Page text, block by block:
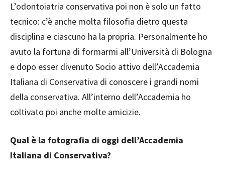
L’odontoiatria conservativa poi non è solo un fatto
tecnico: c’è anche molta filosofia dietro questa
disciplina e ciascuno ha la propria. Personalmente ho
avuto la fortuna di formarmi all’Università di Bologna
e dopo esser divenuto Socio attivo dell’Accademia
Italiana di Conservativa di conoscere i grandi nomi
della conservativa. All’interno dell’Accademia ho
coltivato poi anche molte amicizie.
Qual è la fotografia di oggi dell’Accademia
Italiana di Conservativa?